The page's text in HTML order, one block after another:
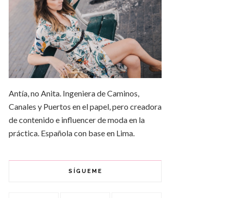
Antía, no Anita. Ingeniera de Caminos,
Canales y Puertos en el papel, pero creadora
de contenido e influencer de moda en la
práctica. Española con base en Lima.
SÍGUEME